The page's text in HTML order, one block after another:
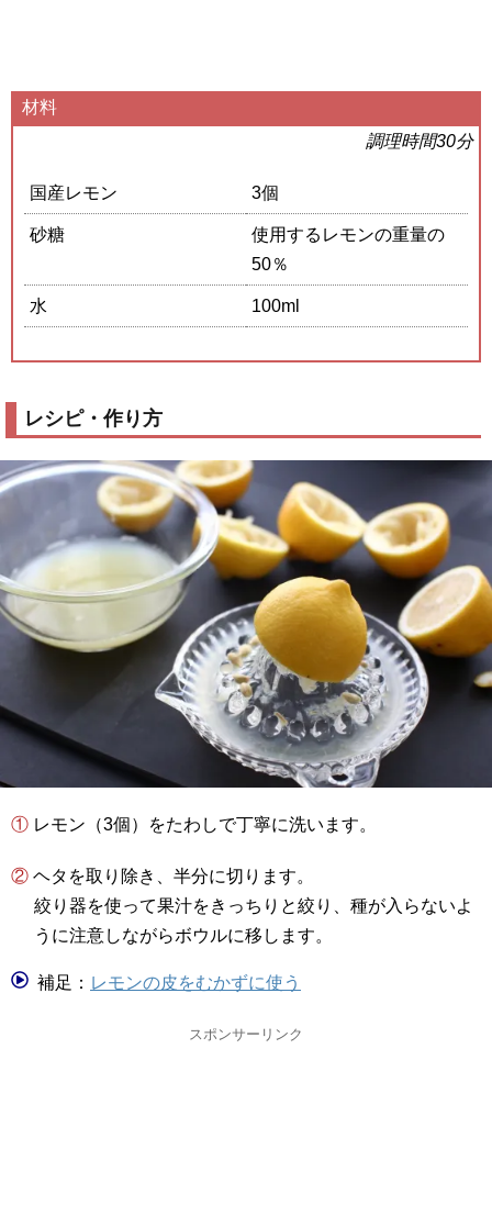
材料
調理時間30分
国産レモン 3個
砂糖
使用するレモンの重量の
50％
水 100ml
レシピ・作り方
① レモン（3個）をたわしで丁寧に洗います。
② ヘタを取り除き、半分に切ります。
絞り器を使って果汁をきっちりと絞り、種が入らないよ
うに注意しながらボウルに移します。
補足： レモンの皮をむかずに使う
スポンサーリンク